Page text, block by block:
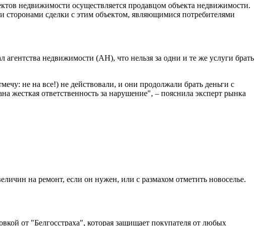
недвижимости осуществляется продавцом объекта недвижимости.
сделки с этим объектом, являющимися потребителями
недвижимости (АН), что нельзя за одни и те же услуги брать
не на все!) не действовали, и они продолжали брать деньги с
жесткая ответственность за нарушение", – пояснила эксперт рынка
на ремонт, если он нужен, или с размахом отметить новоселье.
от "Белгосстраха", которая защищает покупателя от любых